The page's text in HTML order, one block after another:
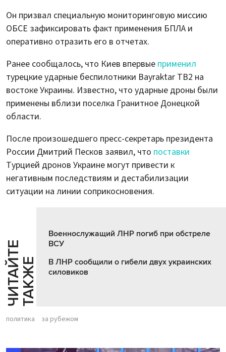
Он призвал специальную мониторинговую миссию
ОБСЕ зафиксировать факт применения БПЛА и
оперативно отразить его в отчетах.
Ранее сообщалось, что Киев впервые применил
турецкие ударные беспилотники Bayraktar TB2 на
востоке Украины. Известно, что ударные дроны были
применены вблизи поселка Гранитное Донецкой
области.
После произошедшего пресс-секретарь президента
России Дмитрий Песков заявил, что поставки
Турцией дронов Украине могут привести к
негативным последствиям и дестабилизации
ситуации на линии соприкосновения.
Ч
И
Т
АЙ
Т
Е
Т
А
К
ЖЕ
Военнослужащий ЛНР погиб при обстреле
ВСУ
В ЛНР сообщили о гибели двух украинских
силовиков
политика за рубежом